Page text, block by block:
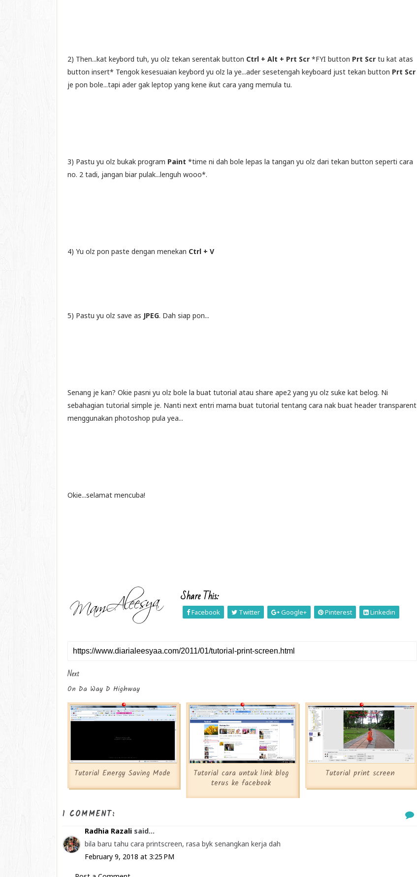
2) Then...kat keybord tuh, yu olz tekan serentak button Ctrl + Alt + Prt Scr *FYI button Prt Scr tu kat atas
button insert* Tengok kesesuaian keybord yu olz la ye...ader sesetengah keyboard just tekan button Prt Scr
je pon bole...tapi ader gak leptop yang kene ikut cara yang memula tu.
3) Pastu yu olz bukak program Paint *time ni dah bole lepas la tangan yu olz dari tekan button seperti cara
no. 2 tadi, jangan biar pulak...lenguh wooo*.
4) Yu olz pon paste dengan menekan Ctrl + V
5) Pastu yu olz save as JPEG. Dah siap pon...
Senang je kan? Okie pasni yu olz bole la buat tutorial atau share ape2 yang yu olz suke kat belog. Ni
sebahagian tutorial simple je. Nanti next entri mama buat tutorial tentang cara nak buat header transparent
menggunakan photoshop pula yea...
Okie...selamat mencuba!
Share This:
Facebook Twitter Google+ Pinterest Linkedin
Next
On Da Way D Highway
Tutorial Energy Saving Mode
Tutorial cara untuk link blog
terus ke facebook
Tutorial print screen
1 COMMENT:
Radhia Razali said...
bila baru tahu cara printscreen, rasa byk senangkan kerja dah
February 9, 2018 at 3:25 PM